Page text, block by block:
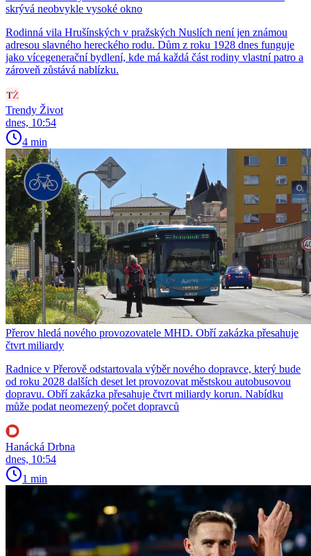
skrývá neobvykle vysoké okno
Rodinná vila Hrušínských v pražských Nuslích není jen známou
adresou slavného hereckého rodu. Dům z roku 1928 dnes funguje
jako vícegenerační bydlení, kde má každá část rodiny vlastní patro a
zároveň zůstává nablízku.
Trendy Život
dnes, 10:54
4 min
Přerov hledá nového provozovatele MHD. Obří zakázka přesahuje
čtvrt miliardy
Radnice v Přerově odstartovala výběr nového dopravce, který bude
od roku 2028 dalších deset let provozovat městskou autobusovou
dopravu. Obří zakázka přesahuje čtvrt miliardy korun. Nabídku
může podat neomezený počet dopravců
Hanácká Drbna
dnes, 10:54
1 min